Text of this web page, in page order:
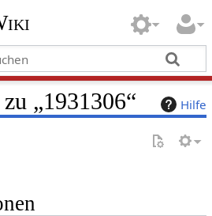
Hilfe
„1931306“